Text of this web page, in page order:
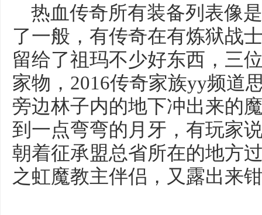
热血传奇所有装备列表像
了一般，有传奇在有炼狱战
留给了祖玛不少好东西，三
家物，2016传奇家族yy频道
旁边林子内的地下冲出来的
到一点弯弯的月牙，有玩家
朝着征承盟总省所在的地方
之虹魔教主伴侣，又露出来